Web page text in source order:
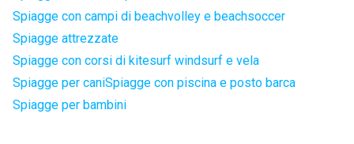
Spiagge con campi di beachvolley e beachsoccer
Spiagge attrezzate
Spiagge con corsi di kitesurf windsurf e vela
Spiagge per caniSpiagge con piscina e posto barca
Spiagge per bambini